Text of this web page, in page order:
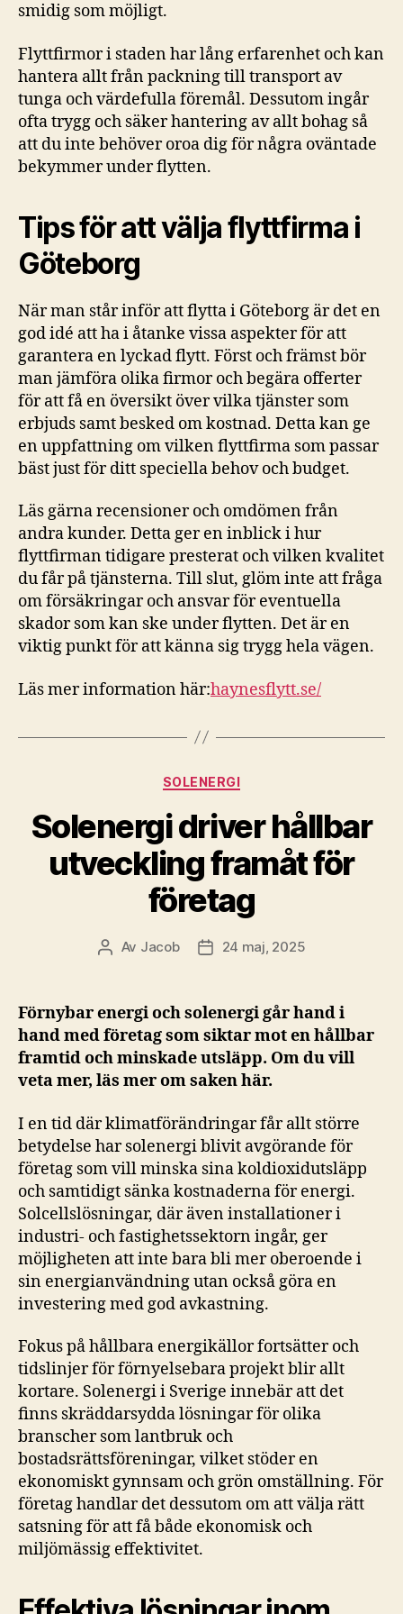
smidig som möjligt.
Flyttfirmor i staden har lång erfarenhet och kan
hantera allt från packning till transport av
tunga och värdefulla föremål. Dessutom ingår
ofta trygg och säker hantering av allt bohag så
att du inte behöver oroa dig för några oväntade
bekymmer under flytten.
Tips för att välja flyttfirma i
Göteborg
När man står inför att flytta i Göteborg är det en
god idé att ha i åtanke vissa aspekter för att
garantera en lyckad flytt. Först och främst bör
man jämföra olika firmor och begära offerter
för att få en översikt över vilka tjänster som
erbjuds samt besked om kostnad. Detta kan ge
en uppfattning om vilken flyttfirma som passar
bäst just för ditt speciella behov och budget.
Läs gärna recensioner och omdömen från
andra kunder. Detta ger en inblick i hur
flyttfirman tidigare presterat och vilken kvalitet
du får på tjänsterna. Till slut, glöm inte att fråga
om försäkringar och ansvar för eventuella
skador som kan ske under flytten. Det är en
viktig punkt för att känna sig trygg hela vägen.
Läs mer information här:haynesflytt.se/
Kategorier
SOLENERGI
Solenergi driver hållbar
utveckling framåt för
företag
Inläggsförfattare
Av Jacob Inläggsdatum
24 maj, 2025
Förnybar energi och solenergi går hand i
hand med företag som siktar mot en hållbar
framtid och minskade utsläpp. Om du vill
veta mer, läs mer om saken här.
I en tid där klimatförändringar får allt större
betydelse har solenergi blivit avgörande för
företag som vill minska sina koldioxidutsläpp
och samtidigt sänka kostnaderna för energi.
Solcellslösningar, där även installationer i
industri- och fastighetssektorn ingår, ger
möjligheten att inte bara bli mer oberoende i
sin energianvändning utan också göra en
investering med god avkastning.
Fokus på hållbara energikällor fortsätter och
tidslinjer för förnyelsebara projekt blir allt
kortare. Solenergi i Sverige innebär att det
finns skräddarsydda lösningar för olika
branscher som lantbruk och
bostadsrättsföreningar, vilket stöder en
ekonomiskt gynnsam och grön omställning. För
företag handlar det dessutom om att välja rätt
satsning för att få både ekonomisk och
miljömässig effektivitet.